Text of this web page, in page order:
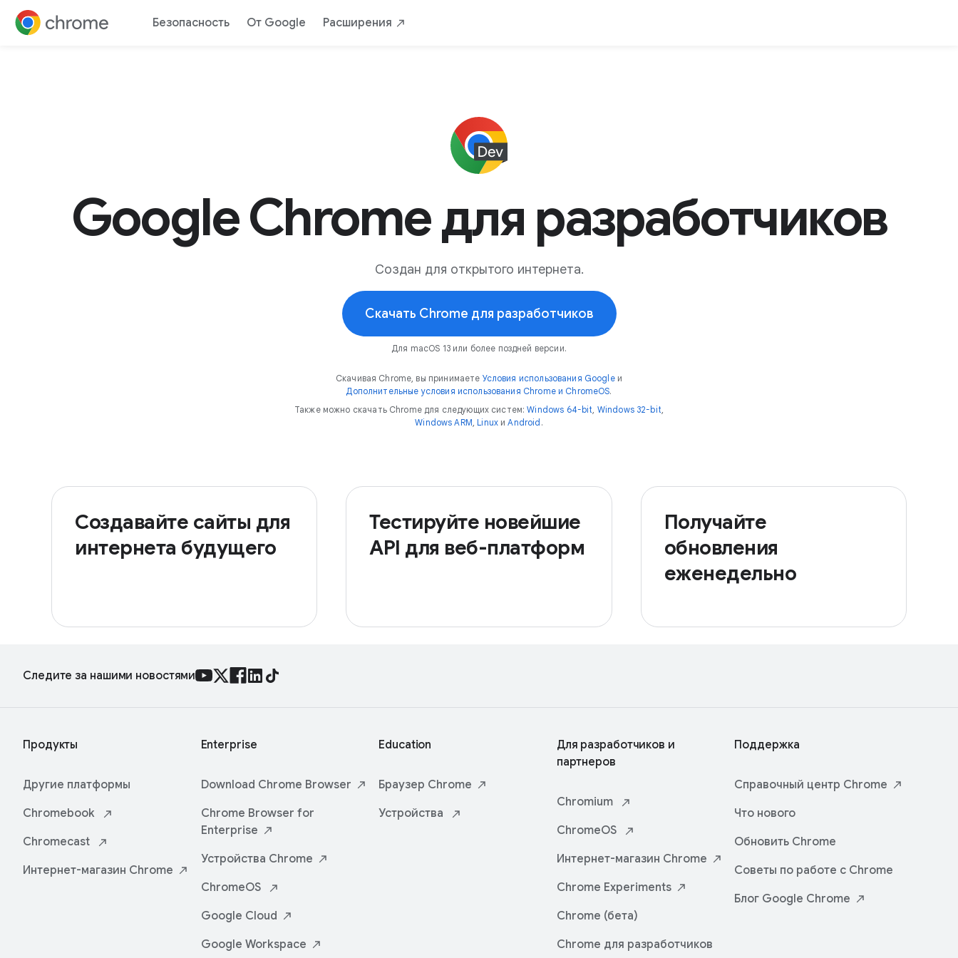
Безопасность От Google Расширения
Google Chrome для разработчиков
Создан для открытого интернета.
Скачать Chrome для разработчиков
Для macOS 13 или более поздней версии.
Скачивая Chrome, вы принимаете Условия использования Googleи
Дополнительные условия использования Chrome и ChromeOS.
Также можно скачать Chrome для следующих систем:Windows 64-bit, Windows 32-bit,
Windows ARM, Linux иAndroid .
Создавайте сайты для
интернета будущего
Тестируйте новейшие
API для веб-платформ
Получайте
обновления
еженедельно
Следите за нашими новостями
Продукты
Другие платформы
Chromebook
Chromecast
Интернет-магазин Chrome
Enterprise
Download Chrome Browser
Chrome Browser for
Enterprise
Устройства Chrome
ChromeOS
Google Cloud
Google Workspace
Education
Браузер Chrome
Устройства
Для разработчиков и
партнеров
Chromium
ChromeOS
Интернет-магазин Chrome
Chrome Experiments
Chrome (бета)
Chrome для разработчиков
Поддержка
Справочный центр Chrome
Что нового
Обновить Chrome
Советы по работе с Chrome
Блог Google Chrome